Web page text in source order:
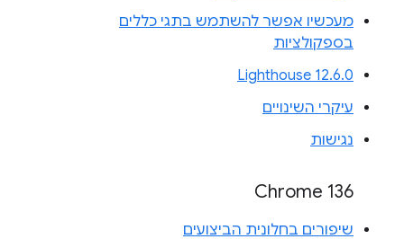
מעכשיו אפשר להשתמש בתגי כללים
בספקולציות
Lighthouse 12.6.0
עיקרי השינויים
נגישות
Chrome 136
שיפורים בחלונית הביצועים